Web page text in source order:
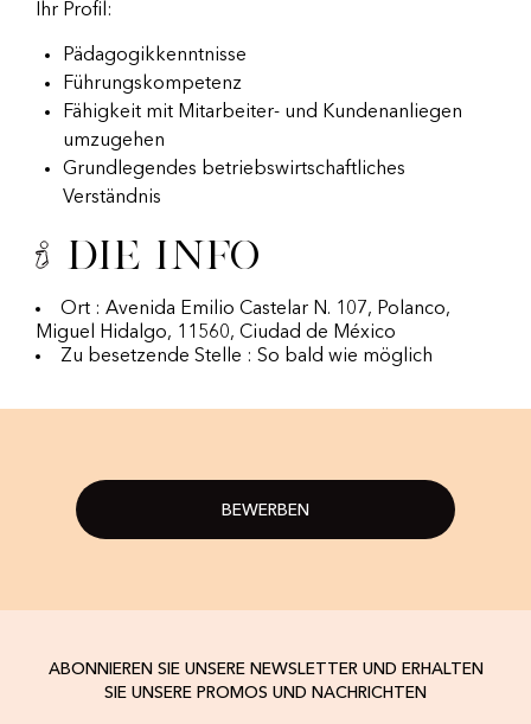
Ihr Profil:
Pädagogikkenntnisse
Führungskompetenz
Fähigkeit mit Mitarbeiter- und Kundenanliegen
umzugehen
Grundlegendes betriebswirtschaftliches
Verständnis
Die Info
Ort : Avenida Emilio Castelar N. 107, Polanco,
Miguel Hidalgo, 11560, Ciudad de México
Zu besetzende Stelle : So bald wie möglich
BEWERBEN
ABONNIEREN SIE UNSERE NEWSLETTER UND ERHALTEN
SIE UNSERE PROMOS UND NACHRICHTEN